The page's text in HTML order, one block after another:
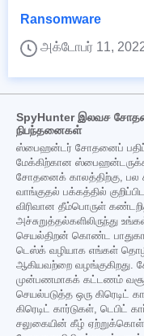
Ransomware
அக்டோபர் 11,
SpyHunter இலவச
நிபந்தனைகள்
ஸ்பைஹன்டர் சோதனைப்
மேக்கிற்கான
சோதனைக் காலத்திற்கு, பல
வாங்குதல் பக்கத்தில்
விரிவான தீம்பொருள்
அச்சுறுத்தல்களிலிருந்து
செயல்திறன் கொண்ட
டெஸ்க் வழியாக எங்கள்
ஆகியவற்றை வழங்குகிறது.
முன்பணமாகக் கட்டணம்
செயல்படுத்த ஒரு கிரெடிட்
கிரெடிட் கார்டுகள், டெபிட்
சலுகையின் கீழ்